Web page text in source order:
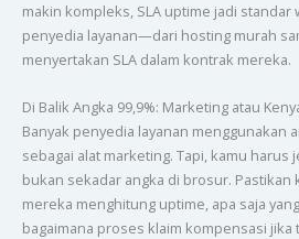
makin kompleks, SLA uptime jadi standar
penyedia layanan—dari hosting murah
menyertakan SLA dalam kontrak mereka.
Di Balik Angka 99,9%: Marketing atau
Banyak penyedia layanan menggunakan
sebagai alat marketing. Tapi, kamu harus
bukan sekadar angka di brosur. Pastikan
mereka menghitung uptime, apa saja
bagaimana proses klaim kompensasi jika